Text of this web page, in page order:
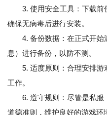
3. 使用安全工具：下载前
确保无病毒后进行安装。
4. 备份数据：在正式开始
息）进行备份，以防不测。
5. 适度原则：合理安排游
工作。
6. 遵守规则：尽管是私服
道德准则，维护良好的游戏环